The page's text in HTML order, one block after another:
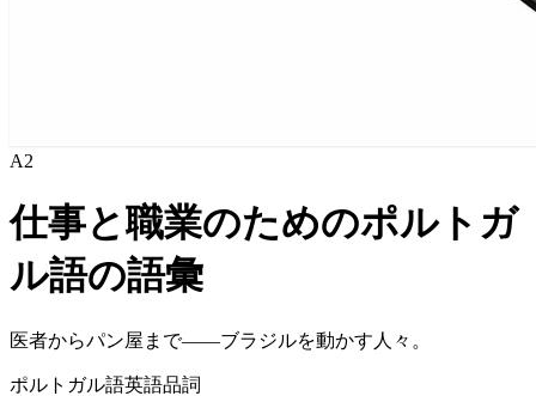
A2
仕事と職業のためのポルトガ
ル語の語彙
医者からパン屋まで——ブラジルを動かす人々。
ポルトガル語英語品詞